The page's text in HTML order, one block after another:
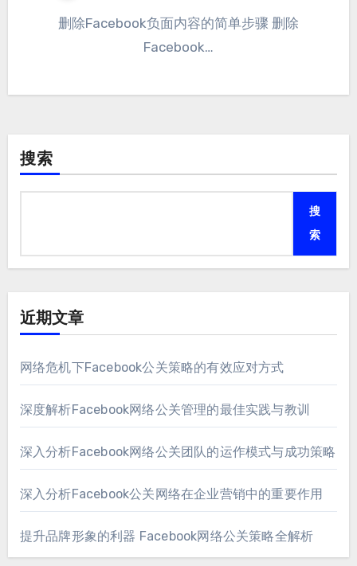
删除Facebook负面内容的简单步骤 删除
Facebook…
搜索
搜
索
近期文章
网络危机下Facebook公关策略的有效应对方式
深度解析Facebook网络公关管理的最佳实践与教训
深入分析Facebook网络公关团队的运作模式与成功策略
深入分析Facebook公关网络在企业营销中的重要作用
提升品牌形象的利器 Facebook网络公关策略全解析